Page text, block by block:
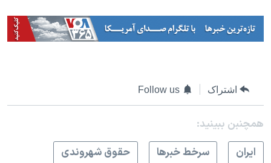
اشتراک Follow us
همچنبن ببینید:
ايران
سرخط خبرها حقوق شهروندی